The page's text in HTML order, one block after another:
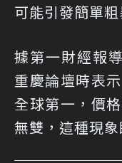
可能引發簡單粗
據第一財經報
重慶論壇時表
全球第一，價
無雙，這種現